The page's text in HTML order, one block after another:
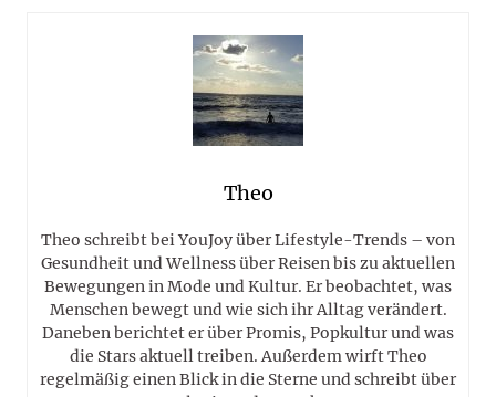
Theo
Theo schreibt bei YouJoy über Lifestyle-Trends – von
Gesundheit und Wellness über Reisen bis zu aktuellen
Bewegungen in Mode und Kultur. Er beobachtet, was
Menschen bewegt und wie sich ihr Alltag verändert.
Daneben berichtet er über Promis, Popkultur und was
die Stars aktuell treiben. Außerdem wirft Theo
regelmäßig einen Blick in die Sterne und schreibt über